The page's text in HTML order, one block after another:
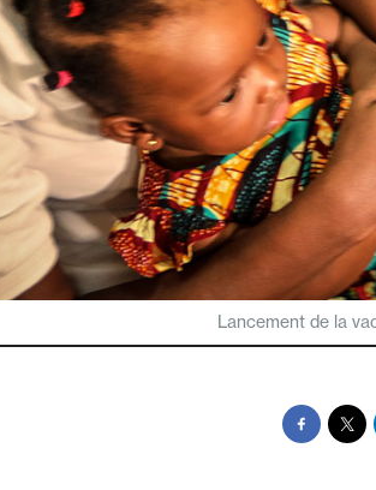
Lancement de la